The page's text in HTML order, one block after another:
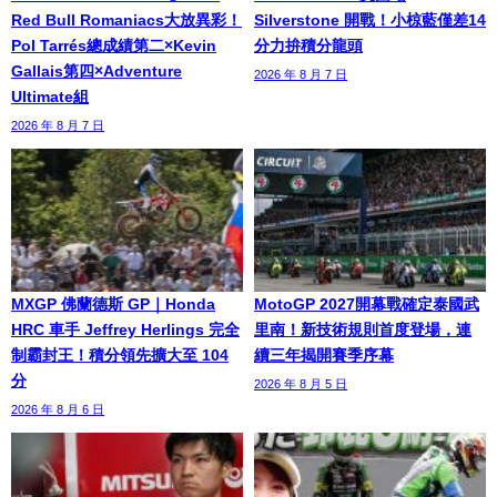
Red Bull Romaniacs大放異彩！
Pol Tarrés總成績第二×Kevin
Gallais第四×Adventure
Ultimate組
2026 年 8 月 7 日
Silverstone 開戰！小椋藍僅差14
分力拚積分龍頭
2026 年 8 月 7 日
MXGP 佛蘭德斯 GP｜Honda
HRC 車手 Jeffrey Herlings 完全
制霸封王！積分領先擴大至 104
分
2026 年 8 月 6 日
MotoGP 2027開幕戰確定泰國武
里南！新技術規則首度登場，連
續三年揭開賽季序幕
2026 年 8 月 5 日